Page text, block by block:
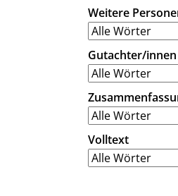
Weitere
Gutachter/innen
Volltext